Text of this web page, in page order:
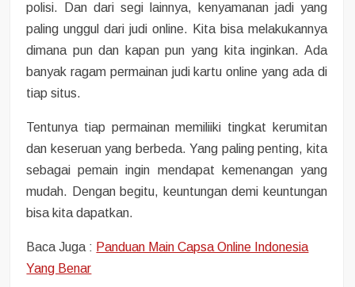
polisi. Dan dari segi lainnya, kenyamanan jadi yang
paling unggul dari judi online. Kita bisa melakukannya
dimana pun dan kapan pun yang kita inginkan. Ada
banyak ragam permainan judi kartu online yang ada di
tiap situs.
Tentunya tiap permainan memiliiki tingkat kerumitan
dan keseruan yang berbeda. Yang paling penting, kita
sebagai pemain ingin mendapat kemenangan yang
mudah. Dengan begitu, keuntungan demi keuntungan
bisa kita dapatkan.
Baca Juga : Panduan Main Capsa Online Indonesia
Yang Benar